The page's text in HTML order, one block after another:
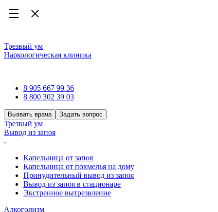
Трезвый ум
Наркологическая клиника
8 905 667 99 36
8 800 302 39 03
Вызвать врача Задать вопрос
Трезвый ум
Вывод из запоя
Капельница от запоя
Капельница от похмелья на дому
Принудительный вывод из запоя
Вывод из запоя в стационаре
Экстренное вытрезвление
Алкоголизм